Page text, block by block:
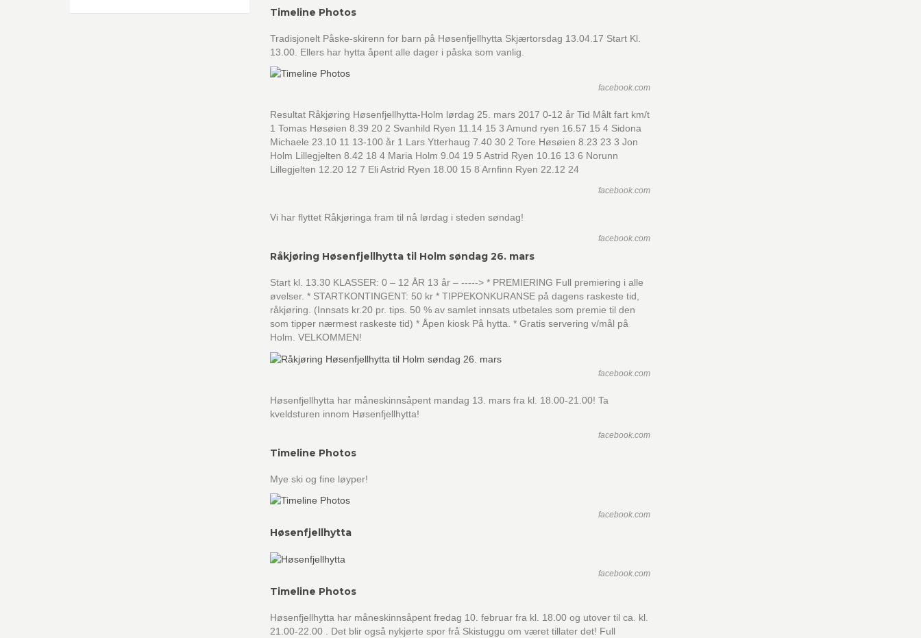
Timeline Photos
Tradisjonelt Påske-skirenn for barn på Høsenfjellhytta Skjærtorsdag 13.04.17 Start Kl.
13.00. Ellers har hytta åpent alle dager i påska som vanlig.
facebook.com
Resultat Råkjøring Høsenfjellhytta-Holm lørdag 25. mars 2017 0-12 år Tid Målt fart km/t
1 Tomas Høsøien 8.39 20 2 Svanhild Ryen 11.14 15 3 Amund ryen 16.57 15 4 Sidona
Michaele 23.10 11 13-100 år 1 Lars Ytterhaug 7.40 30 2 Tore Høsøien 8.23 23 3 Jon
Holm Lillegjelten 8.42 18 4 Maria Holm 9.04 19 5 Astrid Ryen 10.16 13 6 Norunn
Lillegjelten 12.20 12 7 Eli Astrid Ryen 18.00 15 8 Arnfinn Ryen 22.12 24
facebook.com
Vi har flyttet Råkjøringa fram til nå lørdag i steden søndag!
facebook.com
Råkjøring Høsenfjellhytta til Holm søndag 26. mars
Start kl. 13.30 KLASSER: 0 – 12 ÅR 13 år – -----> * PREMIERING Full premiering i alle
øvelser. * STARTKONTINGENT: 50 kr * TIPPEKONKURANSE på dagens raskeste tid,
råkjøring. (Innsats kr.20 pr. tips. 50 % av samlet innsats utbetales som premie til den
som tipper nærmest raskeste tid) * Åpen kiosk På hytta. * Gratis servering v/mål på
Holm. VELKOMMEN!
facebook.com
Høsenfjellhytta har måneskinnsåpent mandag 13. mars fra kl. 18.00-21.00! Ta
kveldsturen innom Høsenfjellhytta!
facebook.com
Timeline Photos
Mye ski og fine løyper!
facebook.com
Høsenfjellhytta
facebook.com
Timeline Photos
Høsenfjellhytta har måneskinnsåpent fredag 10. februar fra kl. 18.00 og utover til ca. kl.
21.00-22.00 . Det blir også nykjørte spor frå Skistuggu om været tillater det! Full